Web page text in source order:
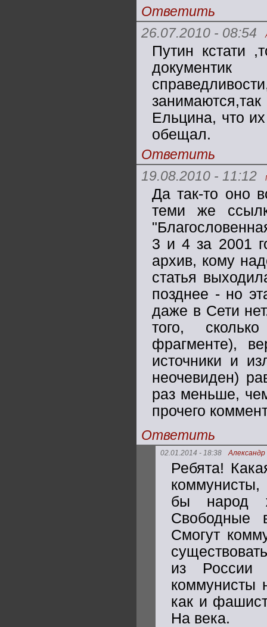
Ответить
26.07.2010 - 08:54
Путин кстати
Ельцина, что
обещал.
Ответить
19.08.2010 - 11:12
Да так-то
теми же
3 и 4 за 2001
архив, кому
статья
позднее - но
даже в Сети
того,
фрагменте),
источники и
неочевиден)
раз меньше,
прочего
Ответить
02.01.2014 - 18:38 Александр
Ребята!
бы народ
Свободные
Смогут
из России
коммунисты
как и
На века.